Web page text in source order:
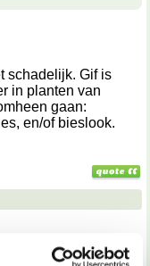
schadelijk. Gif is
in planten van
gaan:
en/of bieslook.